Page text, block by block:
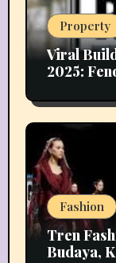
Property
Viral
2025:
Fashion
Tren
Budaya,